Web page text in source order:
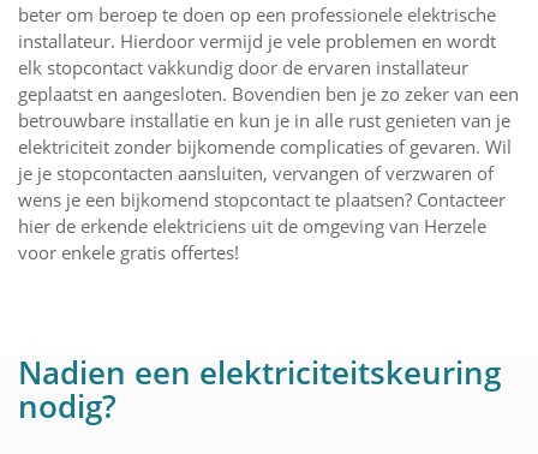
beter om beroep te doen op een professionele elektrische
installateur. Hierdoor vermijd je vele problemen en wordt
elk stopcontact vakkundig door de ervaren installateur
geplaatst en aangesloten. Bovendien ben je zo zeker van een
betrouwbare installatie en kun je in alle rust genieten van je
elektriciteit zonder bijkomende complicaties of gevaren. Wil
je je stopcontacten aansluiten, vervangen of verzwaren of
wens je een bijkomend stopcontact te plaatsen? Contacteer
hier de erkende elektriciens uit de omgeving van Herzele
voor enkele gratis offertes!
Nadien een elektriciteitskeuring
nodig?